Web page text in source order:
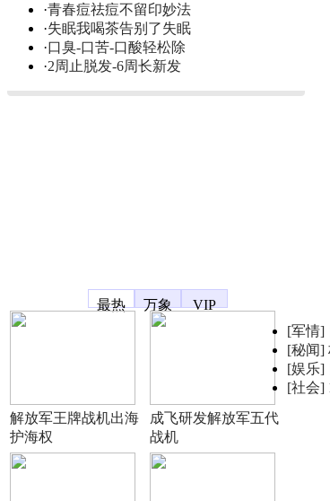
·青春痘祛痘不留印妙法
·失眠我喝茶告别了失眠
·口臭-口苦-口酸轻松除
·2周止脱发-6周长新发
最热
万象 VIP
解放军王牌战机出海
护海权
成飞研发解放军五代
战机
[军情]
[秘闻]
[娱乐]
[社会]